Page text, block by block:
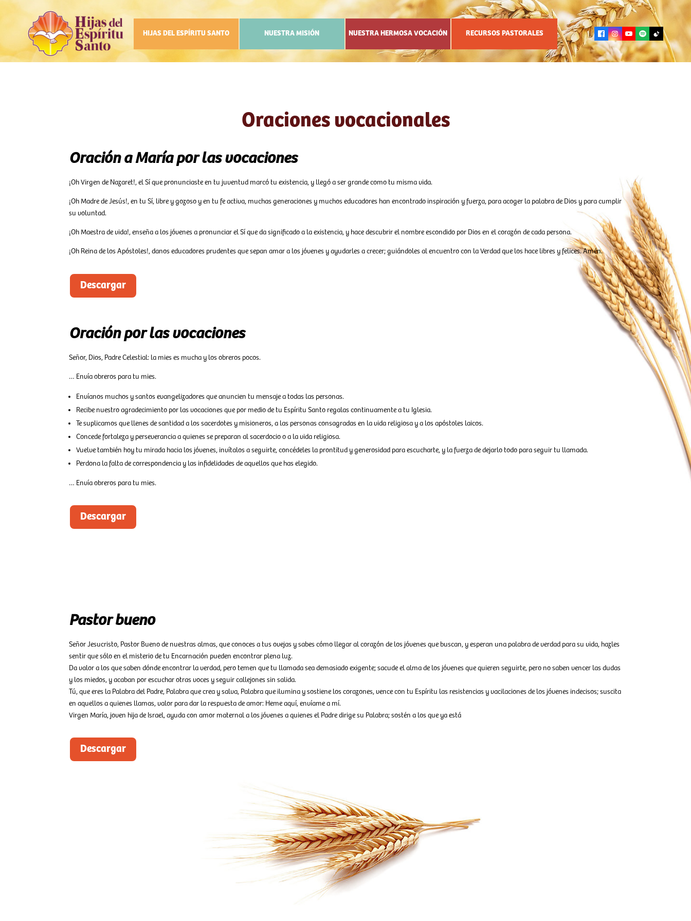
HIJAS DEL ESPÍRITU SANTO NUESTRA MISIÓN NUESTRA HERMOSA VOCACIÓN RECURSOS PASTORALES
Oraciones vocacionales
Oración a María por las vocaciones
¡Oh Virgen de Nazaret!, el Sí que pronunciaste en tu juventud marcó tu existencia, y llegó a ser grande como tu misma vida.
¡Oh Madre de Jesús!, en tu Sí, libre y gozoso y en tu fe activa, muchas generaciones y muchos educadores han encontrado inspiración y fuerza, para acoger la palabra de Dios y para cumplir
su voluntad.
¡Oh Maestra de vida!, enseña a los jóvenes a pronunciar el Sí que da significado a la existencia, y hace descubrir el nombre escondido por Dios en el corazón de cada persona.
¡Oh Reina de los Apóstoles!, danos educadores prudentes que sepan amar a los jóvenes y ayudarles a crecer; guiándoles al encuentro con la Verdad que los hace libres y felices. Amén.
Descargar
Oración por las vocaciones
Señor, Dios, Padre Celestial: la mies es mucha y los obreros pocos.
… Envía obreros para tu mies.
Envíanos muchos y santos evangelizadores que anuncien tu mensaje a todas las personas.
Recibe nuestro agradecimiento por las vocaciones que por medio de tu Espíritu Santo regalas continuamente a tu Iglesia.
Te suplicamos que llenes de santidad a los sacerdotes y misioneros, a las personas consagradas en la vida religiosa y a los apóstoles laicos.
Concede fortaleza y perseverancia a quienes se preparan al sacerdocio o a la vida religiosa.
Vuelve también hoy tu mirada hacia los jóvenes, invítalos a seguirte, concédeles la prontitud y generosidad para escucharte, y la fuerza de dejarlo todo para seguir tu llamada.
Perdona la falta de correspondencia y las infidelidades de aquellos que has elegido.
… Envía obreros para tu mies.
Descargar
Pastor bueno
Señor Jesucristo, Pastor Bueno de nuestras almas, que conoces a tus ovejas y sabes cómo llegar al corazón de los jóvenes que buscan, y esperan una palabra de verdad para su vida, hazles
sentir que sólo en el misterio de tu Encarnación pueden encontrar plena luz.
Da valor a los que saben dónde encontrar la verdad, pero temen que tu llamada sea demasiado exigente; sacude el alma de los jóvenes que quieren seguirte, pero no saben vencer las dudas
y los miedos, y acaban por escuchar otras voces y seguir callejones sin salida.
Tú, que eres la Palabra del Padre, Palabra que crea y salva, Palabra que ilumina y sostiene los corazones, vence con tu Espíritu las resistencias y vacilaciones de los jóvenes indecisos; suscita
en aquellos a quienes llamas, valor para dar la respuesta de amor: Heme aquí, envíame a mí.
Virgen María, joven hija de Israel, ayuda con amor maternal a los jóvenes a quienes el Padre dirige su Palabra; sostén a los que ya está
Descargar